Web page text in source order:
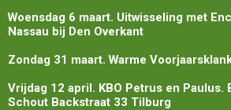
Woensdag 6 maart. Uitwisseling met
Nassau bij Den Overkant
Zondag 31 maart. Warme
Vrijdag 12 april. KBO Petrus en Paulus.
Schout Backstraat 33 Tilburg